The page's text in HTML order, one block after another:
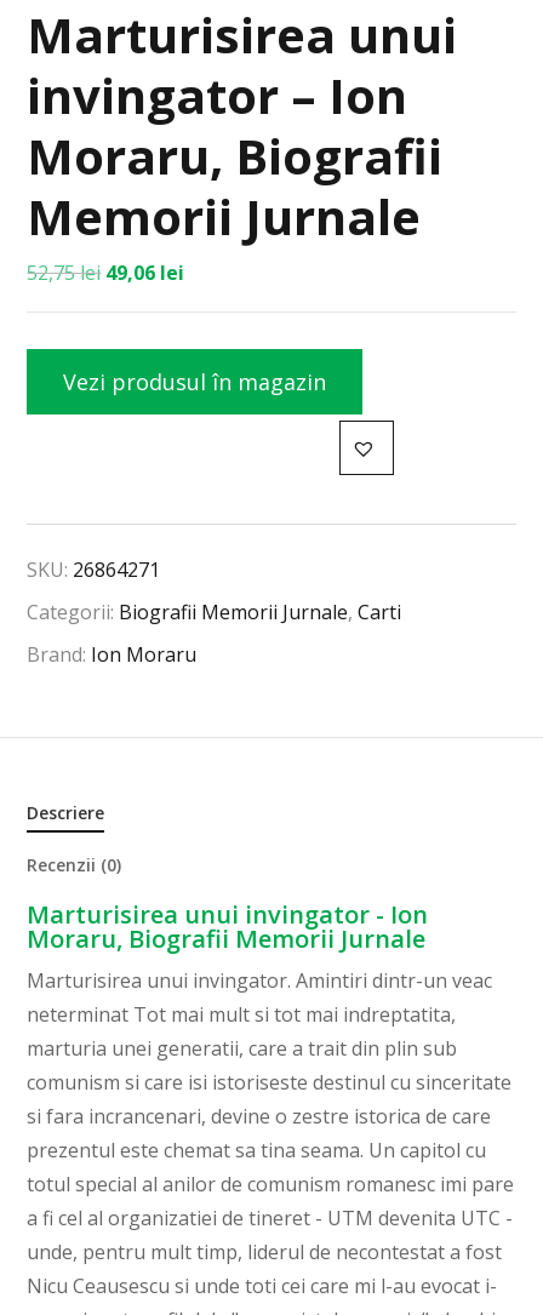
Marturisirea unui
invingator – Ion
Moraru, Biografii
Memorii Jurnale
52,75lei 49,06 lei
Vezi produsul în magazin
SKU: 26864271
Categorii: Biografii Memorii Jurnale,Carti
Brand: Ion Moraru
Descriere
Recenzii (0)
Marturisirea unui invingator - Ion
Moraru, Biografii Memorii Jurnale
Marturisirea unui invingator. Amintiri dintr-un veac
neterminat Tot mai mult si tot mai indreptatita,
marturia unei generatii, care a trait din plin sub
comunism si care isi istoriseste destinul cu sinceritate
si fara incrancenari, devine o zestre istorica de care
prezentul este chemat sa tina seama. Un capitol cu
totul special al anilor de comunism romanesc imi pare
a fi cel al organizatiei de tineret - UTM devenita UTC -
unde, pentru mult timp, liderul de necontestat a fost
Nicu Ceausescu si unde toti cei care mi l-au evocat i-